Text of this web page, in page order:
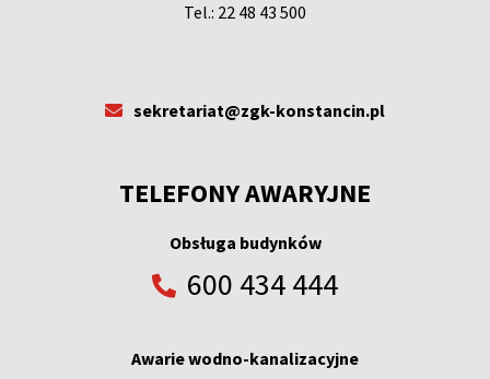
Tel.: 22 48 43 500
sekretariat@zgk-konstancin.pl
TELEFONY AWARYJNE
Obsługa budynków
600 434 444
Awarie wodno-kanalizacyjne